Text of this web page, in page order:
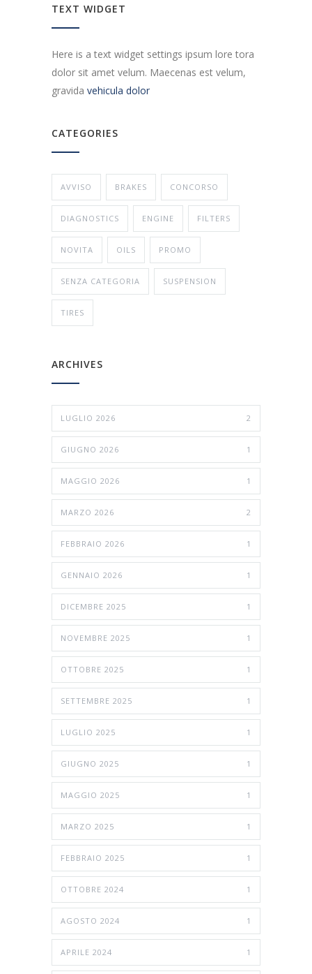
TEXT WIDGET
Here is a text widget settings ipsum lore tora
dolor sit amet velum. Maecenas est velum,
gravida vehicula dolor
CATEGORIES
AVVISO BRAKES CONCORSO
DIAGNOSTICS ENGINE FILTERS
NOVITA OILS PROMO
SENZA CATEGORIA SUSPENSION
TIRES
ARCHIVES
LUGLIO 2026 2
GIUGNO 2026 1
MAGGIO 2026 1
MARZO 2026 2
FEBBRAIO 2026 1
GENNAIO 2026 1
DICEMBRE 2025 1
NOVEMBRE 2025 1
OTTOBRE 2025 1
SETTEMBRE 2025 1
LUGLIO 2025 1
GIUGNO 2025 1
MAGGIO 2025 1
MARZO 2025 1
FEBBRAIO 2025 1
OTTOBRE 2024 1
AGOSTO 2024 1
APRILE 2024 1